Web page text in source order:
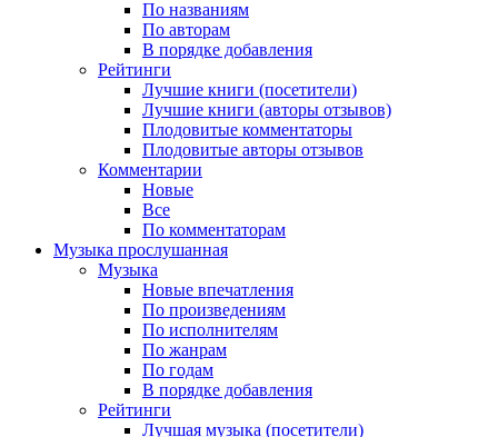
По названиям
По авторам
В порядке добавления
Рейтинги
Лучшие книги (посетители)
Лучшие книги (авторы отзывов)
Плодовитые комментаторы
Плодовитые авторы отзывов
Комментарии
Новые
Все
По комментаторам
Музыка прослушанная
Музыка
Новые впечатления
По произведениям
По исполнителям
По жанрам
По годам
В порядке добавления
Рейтинги
Лучшая музыка (посетители)